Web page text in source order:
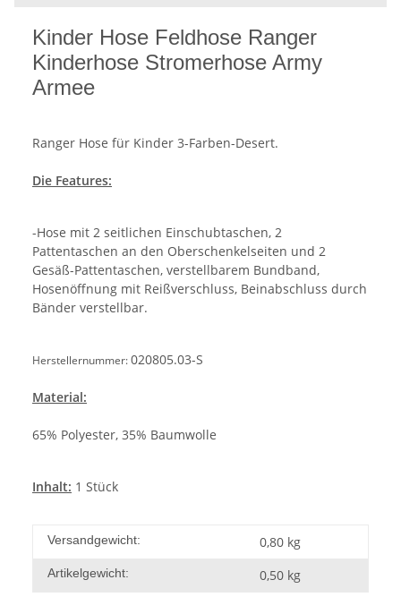
Kinder Hose Feldhose Ranger
Kinderhose Stromerhose Army
Armee
Ranger Hose für Kinder 3-Farben-Desert.
Die Features:
-Hose mit 2 seitlichen Einschubtaschen, 2
Pattentaschen an den Oberschenkelseiten und 2
Gesäß-Pattentaschen, verstellbarem Bundband,
Hosenöffnung mit Reißverschluss, Beinabschluss durch
Bänder verstellbar.
Herstellernummer:020805.03-S
Material:
65% Polyester, 35% Baumwolle
Inhalt: 1 Stück
Versandgewicht: 0,80 kg
Artikelgewicht: 0,50 kg